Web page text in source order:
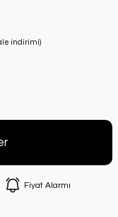
indirimi)
Fiyat Alarmı